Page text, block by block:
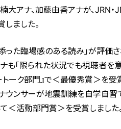
大アナ、加藤由香アナが、JRN
ました。
った臨場感のある読み」が評価
も「限られた状況でも視聴者を
ーク部門』で＜最優秀賞＞を受
ナウンサーが地震訓練を自学自
て＜活動部門賞＞を受賞しました